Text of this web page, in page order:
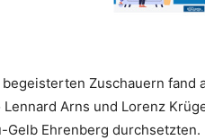
Zuschauern
Arns und Lorenz
Gelb Ehrenberg durchsetzten.